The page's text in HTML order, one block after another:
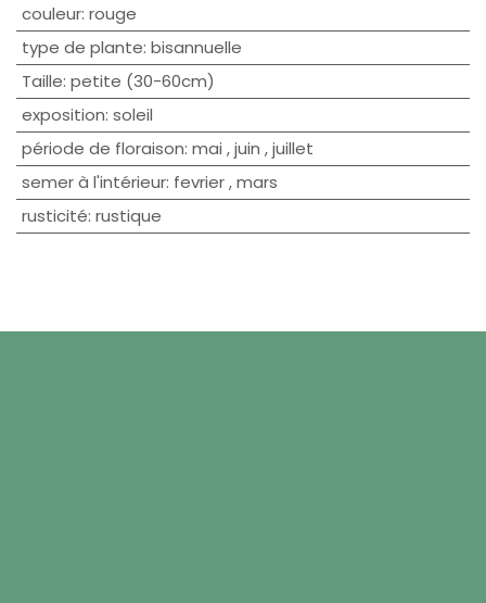
couleur: rouge
type de plante: bisannuelle
Taille: petite (30-60cm)
exposition: soleil
période de floraison: mai ,juin ,juillet
semer à l'intérieur: fevrier,mars
rusticité: rustique